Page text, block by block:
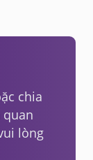
chia
lòng